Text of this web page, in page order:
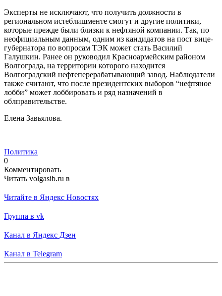
Эксперты не исключают, что получить должности в
региональном истеблишменте смогут и другие политики,
которые прежде были близки к нефтяной компании. Так, по
неофициальным данным, одним из кандидатов на пост вице-
губернатора по вопросам ТЭК может стать Василий
Галушкин. Ранее он руководил Красноармейским районом
Волгограда, на территории которого находится
Волгоградский нефтеперерабатывающий завод. Наблюдатели
также считают, что после президентских выборов “нефтяное
лобби” может лоббировать и ряд назначений в
облправительстве.
Елена Завьялова.
Политика
0
Комментировать
Читать volgasib.ru в
Читайте в Яндекс Новостях
Группа в vk
Канал в Яндекс Дзен
Канал в Telegram